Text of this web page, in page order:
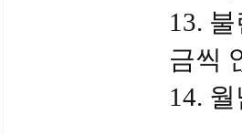
13.
금씩
14.